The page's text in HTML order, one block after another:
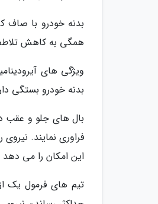
بدنه خودرو با صاف
همگی به کاهش
ویژگی های
بدنه خودرو بستگی
بال های جلو و عقب در
فراوری نمایند.
این امکان را می دهد
تیم های فرمول یک